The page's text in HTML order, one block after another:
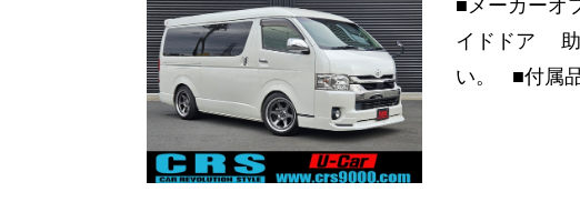
■メーカー
イドドア 助
い。 ■付属